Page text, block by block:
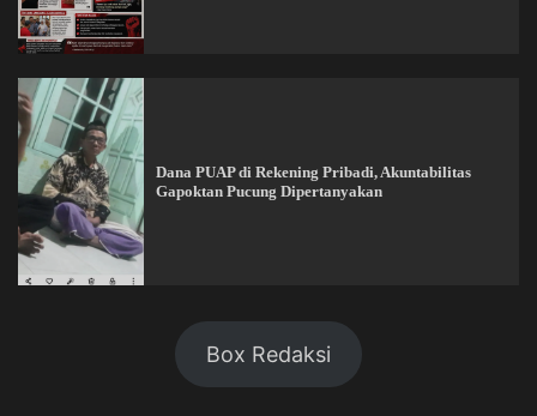
Dana PUAP di Rekening Pribadi, Akuntabilitas
Gapoktan Pucung Dipertanyakan
Box Redaksi